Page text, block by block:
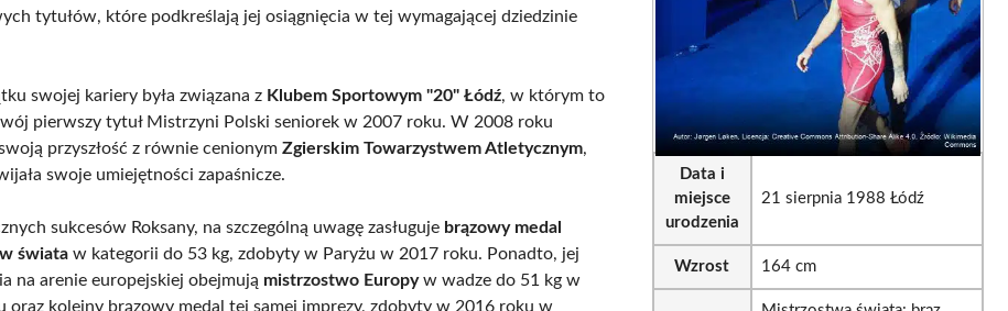
tytułów, które podkreślają jej osiągnięcia w tej wymagającej dziedzinie
swojej kariery była związana z Klubem Sportowym "20" Łódź, w którym to
pierwszy tytuł Mistrzyni Polski seniorek w 2007 roku. W 2008 roku
przyszłość z równie cenionymZgierskim Towarzystwem Atletycznym,
swoje umiejętności zapaśnicze.
sukcesów Roksany, na szczególną uwagę zasługuje brązowy medal
świata w kategorii do 53 kg, zdobyty w Paryżu w 2017 roku. Ponadto, jej
na arenie europejskiej obejmują mistrzostwo Europyw wadze do 51 kg w
oraz kolejny brązowy medal tej samej imprezy, zdobyty w 2016 roku w
Data i
miejsce
urodzenia
21 sierpnia 1988 Łódź
Wzrost 164 cm